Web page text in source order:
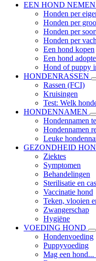
EEN HOND NEMEN
Honden per
Honden per
Honden per
Honden per
Een hond kopen
Een hond
Hond of puppy
HONDENRASSEN
Rassen (FCI)
Kruisingen
Test: Welk
HONDENNAMEN
Hondennamen
Hondennamen
Leuke
GEZONDHEID
Ziektes
Symptomen
Behandelingen
Sterilisatie en
Vaccinatie hond
Teken, vlooien
Zwangerschap
Hygiëne
VOEDING HOND
Hondenvoeding
Puppyvoeding
Mag een hond...